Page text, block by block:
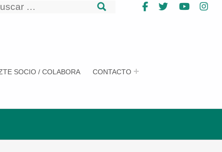
SOCIO / COLABORA CONTACTO
Facebook
Twitter